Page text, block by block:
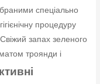
спеціально
процедуру
запах зеленого
троянди і